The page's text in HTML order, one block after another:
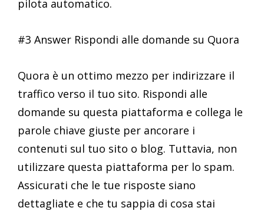
pilota automatico.
#3 Answer Rispondi alle domande su Quora
Quora è un ottimo mezzo per indirizzare il
traffico verso il tuo sito. Rispondi alle
domande su questa piattaforma e collega le
parole chiave giuste per ancorare i
contenuti sul tuo sito o blog. Tuttavia, non
utilizzare questa piattaforma per lo spam.
Assicurati che le tue risposte siano
dettagliate e che tu sappia di cosa stai